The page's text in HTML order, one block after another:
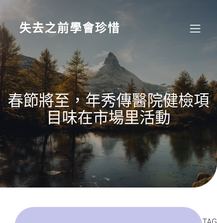
content
失去之前學會珍惜
春節將至，年秀傳醫院健檢項
目味在市場里活動